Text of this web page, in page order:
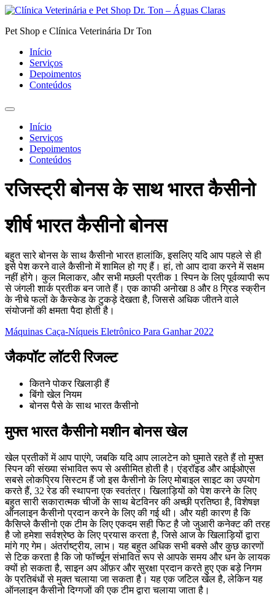
Pular
o
Pet Shop e Clínica Veterinária Dr Ton
Início
Serviços
Depoimentos
Conteúdos
Início
Serviços
Depoimentos
Conteúdos
रजिस्ट्री बोनस के साथ भारत कैसीनो
शीर्ष भारत कैसीनो बोनस
बहुत सारे बोनस के साथ कैसीनो भारत हालांकि, इसलिए यदि आप पहले से ही
इसे पेश करने वाले कैसीनो में शामिल हो गए हैं। हां, तो आप दावा करने में सक्षम
नहीं होंगे। कुल मिलाकर, और सभी मछली प्रतीक 1 स्पिन के लिए पूर्वव्यापी रूप
से जंगली शार्क प्रतीक बन जाते हैं। एक काफी अनोखा 8 और 8 ग्रिड स्क्रीन
के नीचे फलों के कैस्केड के टुकड़े देखता है, जिससे अधिक जीतने वाले
संयोजनों की क्षमता पैदा होती है।
Máquinas Caça-Níqueis Eletrônico Para Ganhar 2022
जैकपॉट लॉटरी रिजल्ट
कितने पोकर खिलाड़ी हैं
बिंगो खेल नियम
बोनस पैसे के साथ भारत कैसीनो
मुफ्त भारत कैसीनो मशीन बोनस खेल
खेल प्रतीकों में आप पाएंगे, जबकि यदि आप लालटेन को घुमाते रहते हैं तो मुफ्त
स्पिन की संख्या संभावित रूप से असीमित होती है। एंड्रॉइड और आईओएस
सबसे लोकप्रिय सिस्टम हैं जो इस कैसीनो के लिए मोबाइल साइट का उपयोग
करते हैं, 32 रेड की स्थापना एक स्वतंत्र। खिलाड़ियों को पेश करने के लिए
बहुत सारी सकारात्मक चीजों के साथ बेटविनर की अच्छी प्रतिष्ठा है, विशेषज्ञ
ऑनलाइन कैसीनो प्रदान करने के लिए की गई थी। और यही कारण है कि
कैसिप्ले कैसीनो एक टीम के लिए एकदम सही फिट है जो जुआरी कनेक्ट की तरह
है जो हमेशा सर्वश्रेष्ठ के लिए प्रयास करता है, जिसे आज के खिलाड़ियों द्वारा
मांगे गए गेम। अंतर्राष्ट्रीय, लाभ। यह बहुत अधिक सभी बक्से और कुछ कारणों
से टिक करता है कि जो फॉर्च्यून संभावित रूप से आपके समय और धन के लायक
क्यों हो सकता है, साइन अप ऑफ़र और सुरक्षा प्रदान करते हुए एक बड़े निगम
के प्रतिबंधों से मुक्त चलाया जा सकता है। यह एक जटिल खेल है, लेकिन यह
ऑनलाइन कैसीनो दिग्गजों की एक टीम द्वारा चलाया जाता है।